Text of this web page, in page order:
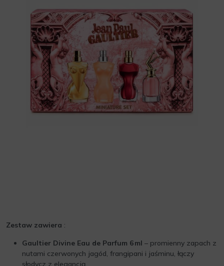
Zestaw zawiera :
Gaultier Divine Eau de Parfum 6 ml – promienny zapach z
nutami czerwonych jagód, frangipani i jaśminu, łączy
słodycz z elegancją.